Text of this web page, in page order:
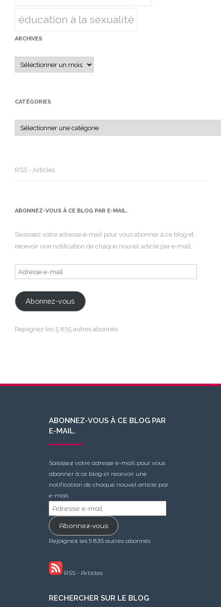
éducation à la sexualité
ARCHIVES
Archives
CATÉGORIES
Catégories
RSS - Articles
ABONNEZ-VOUS À CE BLOG PAR E-MAIL.
Saisissez votre adresse e-mail pour vous abonner à ce blog et
recevoir une notification de chaque nouvel article par e-mail.
Adresse
e-
mail
Abonnez-vous
Rejoignez les 5 835 autres abonnés
ABONNEZ-VOUS À CE BLOG PAR
E-MAIL.
Saisissez votre adresse e-mail pour vous
abonner à ce blog et recevoir une
notification de chaque nouvel article par
e-mail.
Adresse
e-
mailAbonnez-vous
Rejoignez les 5 835 autres abonnés
RSS - Articles
RECHERCHER SUR LE BLOG